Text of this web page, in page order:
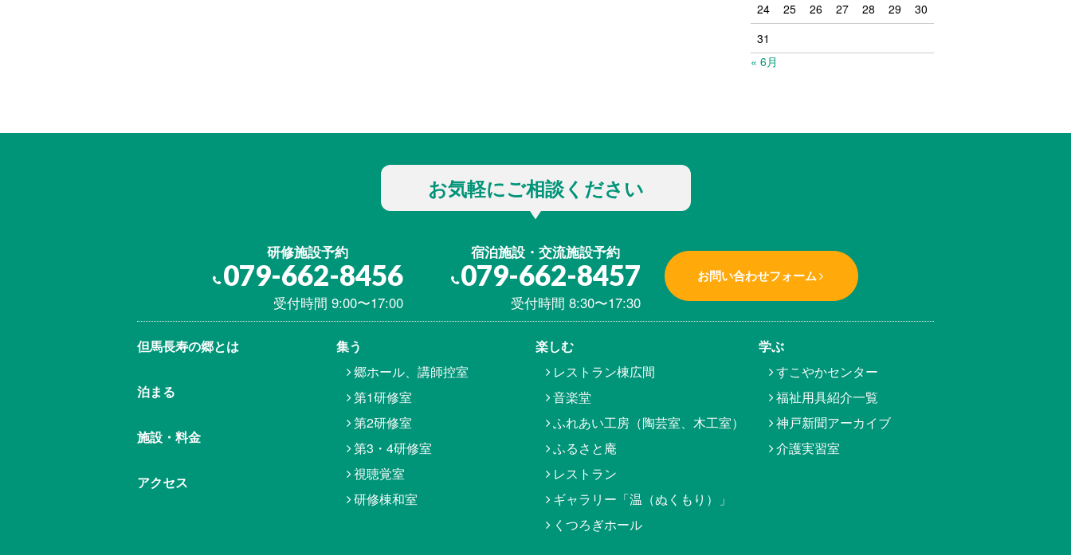
24
25 26 27 28 29
30
31
« 6月
お気軽にご相談ください
研修施設予約
079-662-8456
受付時間 9:00〜17:00
宿泊施設・交流施設予約
079-662-8457
受付時間 8:30〜17:30
お問い合わせフォーム
但馬⾧寿の郷とは
泊まる
施設・料金
アクセス
集う
郷ホール、講師控室
第1研修室
第2研修室
第3・4研修室
視聴覚室
研修棟和室
楽しむ
レストラン棟広間
音楽堂
ふれあい工房（陶芸室、木工室）
ふるさと庵
レストラン
ギャラリー「温（ぬくもり）」
くつろぎホール
学ぶ
すこやかセンター
福祉用具紹介一覧
神戸新聞アーカイブ
介護実習室